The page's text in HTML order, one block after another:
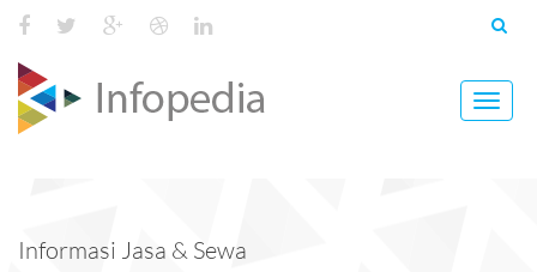
Toggle
Informasi Jasa & Sewa